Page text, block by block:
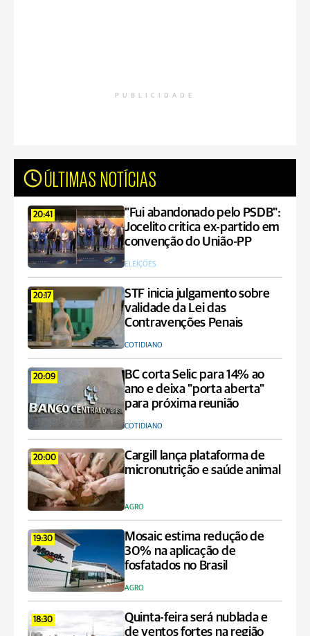
PUBLICIDADE
ÚLTIMAS NOTÍCIAS
20:41
"Fui abandonado pelo PSDB":
Jocelito critica ex-partido em
convenção do União-PP
ELEIÇÕES
20:17
STF inicia julgamento sobre
validade da Lei das
Contravenções Penais
COTIDIANO
20:09
BC corta Selic para 14% ao
ano e deixa "porta aberta"
para próxima reunião
COTIDIANO
20:00
Cargill lança plataforma de
micronutrição e saúde animal
AGRO
19:30
Mosaic estima redução de
30% na aplicação de
fosfatados no Brasil
AGRO
18:30
Quinta-feira será nublada e
de ventos fortes na região